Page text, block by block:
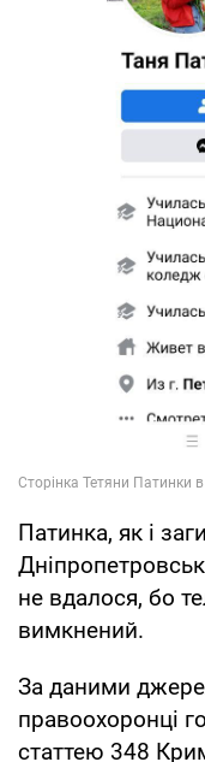
Патинка, як і
не вдалося, бо
вимкнений.
За даними
правоохоронці
статтею 348